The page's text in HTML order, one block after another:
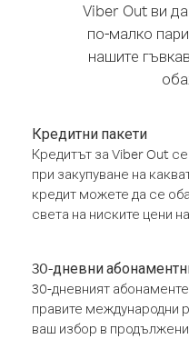
Viber Out ви
по-малко
нашите
Кредитни пакети
Кредитът за Viber Out
при закупуване на
кредит можете да се
света на ниските цени
30-дневни
30-дневният
правите международни
ваш избор в